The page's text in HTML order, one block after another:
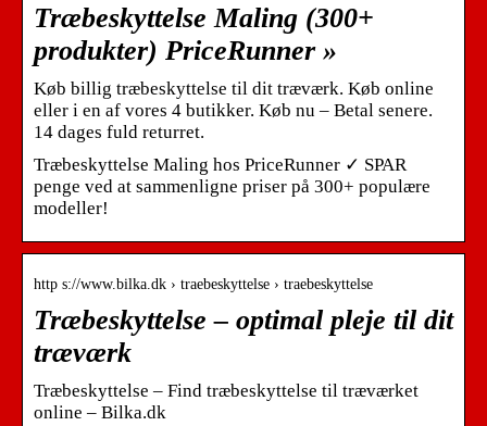
Træbeskyttelse Maling (300+
produkter) PriceRunner »
Køb billig træbeskyttelse til dit træværk. Køb online
eller i en af vores 4 butikker. Køb nu – Betal senere.
14 dages fuld returret.
Træbeskyttelse Maling hos PriceRunner ✓ SPAR
penge ved at sammenligne priser på 300+ populære
modeller!
http s://www.bilka.dk › traebeskyttelse › traebeskyttelse
Træbeskyttelse – optimal pleje til dit
træværk
Træbeskyttelse – Find træbeskyttelse til træværket
online – Bilka.dk